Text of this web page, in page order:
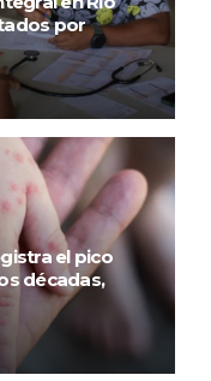
por
el pico
décadas,